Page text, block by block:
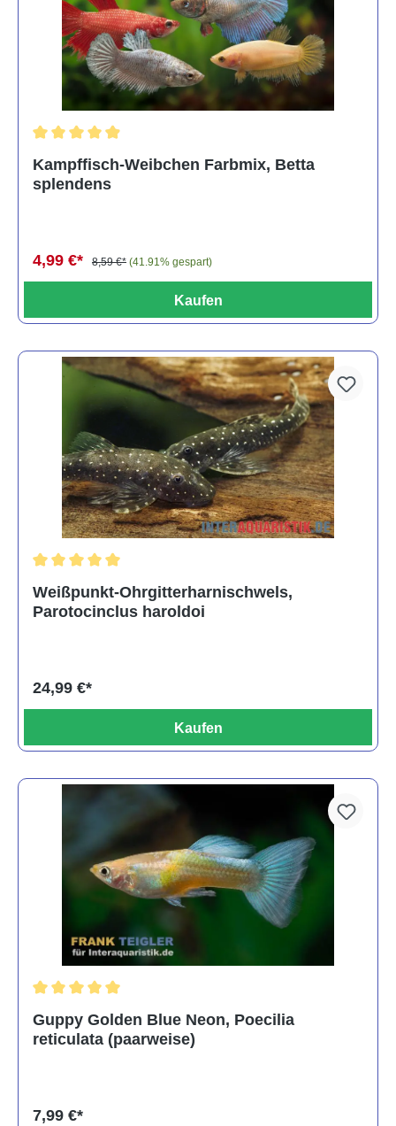
Kampffisch-Weibchen Farbmix, Betta
splendens
4,99 €* 8,59 €* (41.91% gespart)
Kaufen
Weißpunkt-Ohrgitterharnischwels,
Parotocinclus haroldoi
24,99 €*
Kaufen
Guppy Golden Blue Neon, Poecilia
reticulata (paarweise)
7,99 €*